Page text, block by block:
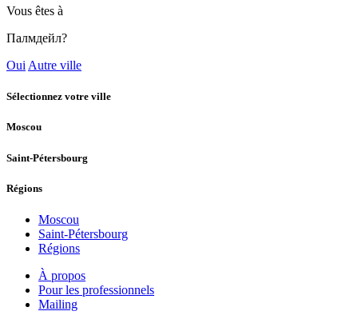
Vous êtes à
Палмдейл?
Oui Autre ville
Sélectionnez votre ville
Moscou
Saint-Pétersbourg
Régions
Moscou
Saint-Pétersbourg
Régions
À propos
Pour les professionnels
Mailing